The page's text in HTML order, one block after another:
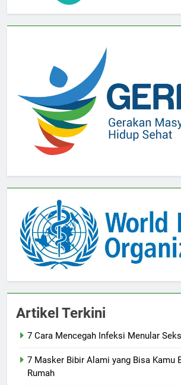
Artikel Terkini
7 Cara Mencegah Infeksi Menular
7 Masker Bibir Alami yang Bisa Kamu
Rumah